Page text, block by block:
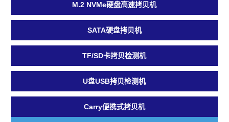
M.2 NVMe硬盘高速拷贝机
SATA硬盘拷贝机
TF/SD卡拷贝检测机
U盘USB拷贝检测机
Carry便携式拷贝机